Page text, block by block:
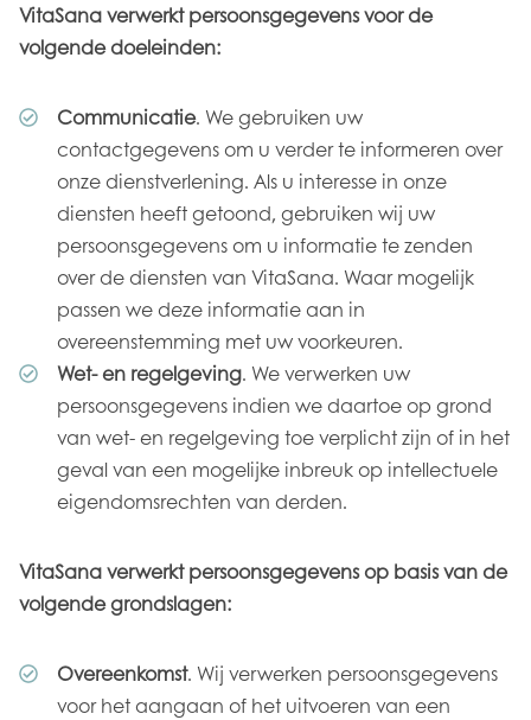
VitaSana verwerkt persoonsgegevens voor de
volgende doeleinden:
Communicatie. We gebruiken uw
contactgegevens om u verder te informeren over
onze dienstverlening. Als u interesse in onze
diensten heeft getoond, gebruiken wij uw
persoonsgegevens om u informatie te zenden
over de diensten van VitaSana. Waar mogelijk
passen we deze informatie aan in
overeenstemming met uw voorkeuren.
Wet- en regelgeving. We verwerken uw
persoonsgegevens indien we daartoe op grond
van wet- en regelgeving toe verplicht zijn of in het
geval van een mogelijke inbreuk op intellectuele
eigendomsrechten van derden.
VitaSana verwerkt persoonsgegevens op basis van de
volgende grondslagen:
Overeenkomst. Wij verwerken persoonsgegevens
voor het aangaan of het uitvoeren van een